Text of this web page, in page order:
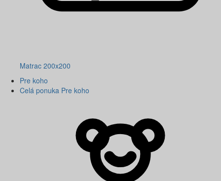
Matrac 200x200
Pre koho
Celá ponuka Pre koho